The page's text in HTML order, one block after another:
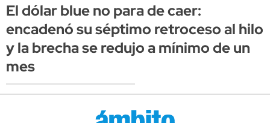
El dólar blue no para de caer:
encadenó su séptimo retroceso al hilo
y la brecha se redujo a mínimo de un
mes